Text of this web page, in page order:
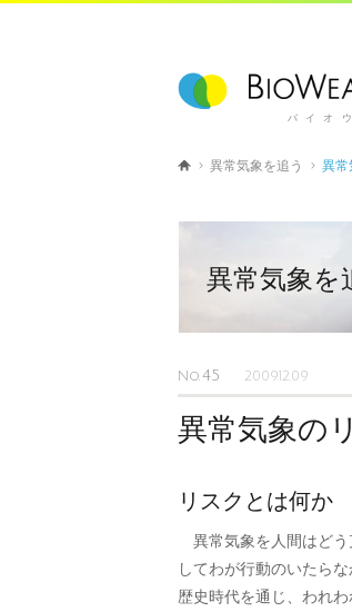
バイオ
異常気象を追う 異常
異常気象を
No.45 2009.12.09
異常気象の
リスクとは何か
異常気象を人間はどう
してわが行動のいたら
歴史時代を通じ、われわ